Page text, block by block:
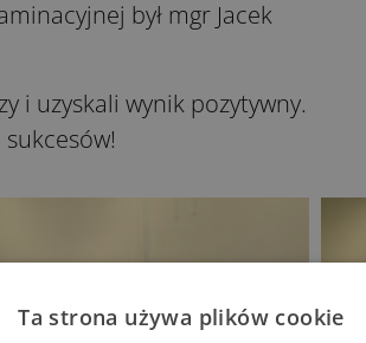
był mgr Jacek
i uzyskali wynik pozytywny.
Ta strona używa plików cookie